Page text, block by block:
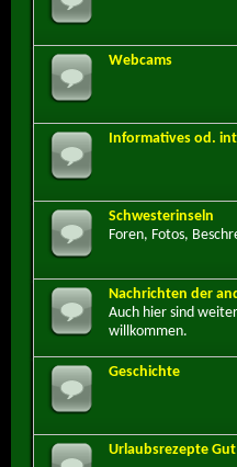
Webcams
Informatives od.
Schwesterinseln
Foren, Fotos,
Nachrichten der
Auch hier sind
willkommen.
Geschichte
Urlaubsrezepte